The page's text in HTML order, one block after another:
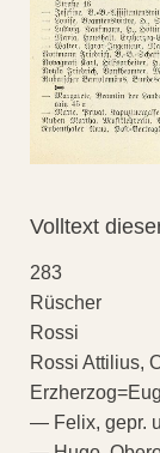
Volltext
283
Rüscher
Rossi
Rossi Attilius,
— Felix, gepr.